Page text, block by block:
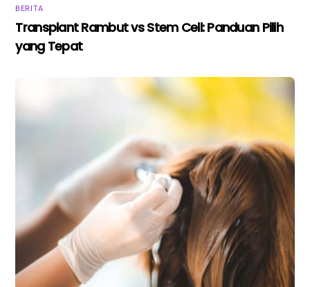
BERITA
Transplant Rambut vs Stem Cell: Panduan Pilih
yang Tepat